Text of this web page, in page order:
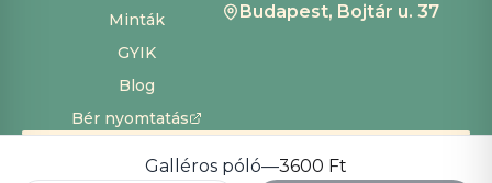
Galléros póló—3600 Ft
Minták
GYIK
Blog
Bér nyomtatás
Budapest, Bojtár u. 37
Copyright ©2026
Pólóvarázs
Development by
Cardinal Dev Solutions